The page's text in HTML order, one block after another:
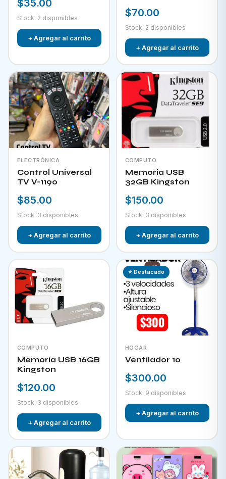
$35.00
Stock: 2 disponibles
+ Agregar al carrito
$70.00
Stock: 2 disponibles
+ Agregar al carrito
ELECTRÓNICA
Control Universal
TV V-1190
$85.00
Stock: 3 disponibles
+ Agregar al carrito
COMPUTO
Memoria USB
32GB Kingston
$150.00
Stock: 3 disponibles
+ Agregar al carrito
COMPUTO
Memoria USB 16GB
Kingston
$120.00
Stock: 3 disponibles
+ Agregar al carrito
⭐ Destacado
HOGAR
Ventilador 10
$300.00
Stock: 9 disponibles
+ Agregar al carrito